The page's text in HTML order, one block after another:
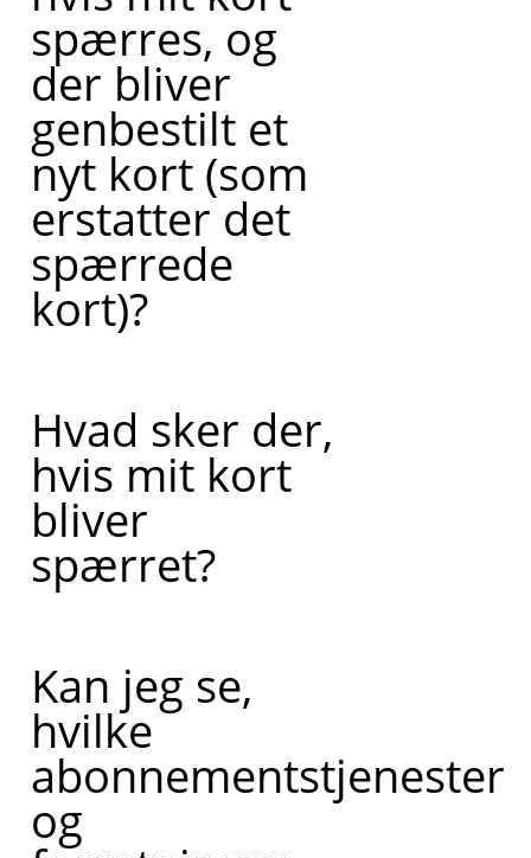
spærres, og
der bliver
genbestilt et
nyt kort (som
erstatter det
spærrede
kort)?
Hvad sker der,
hvis mit kort
bliver
spærret?
Kan jeg se,
hvilke
abonnementstjenester
og